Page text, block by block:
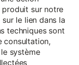
sur notre
le lien dans la
techniques sont
consultation,
système